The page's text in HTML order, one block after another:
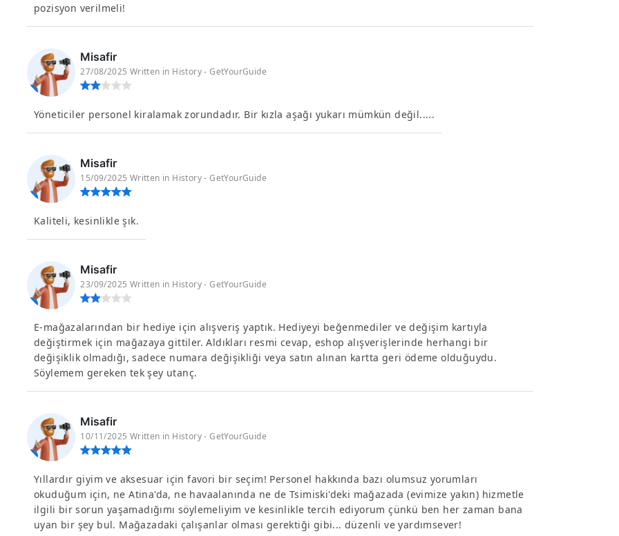
pozisyon verilmeli!
Misafir
27/08/2025 Written in History - GetYourGuide
Yöneticiler personel kiralamak zorundadır. Bir kızla aşağı yukarı mümkün değil.....
Misafir
15/09/2025 Written in History - GetYourGuide
Kaliteli, kesinlikle şık.
Misafir
23/09/2025 Written in History - GetYourGuide
E-mağazalarından bir hediye için alışveriş yaptık. Hediyeyi beğenmediler ve değişim kartıyla
değiştirmek için mağazaya gittiler. Aldıkları resmi cevap, eshop alışverişlerinde herhangi bir
değişiklik olmadığı, sadece numara değişikliği veya satın alınan kartta geri ödeme olduğuydu.
Söylemem gereken tek şey utanç.
Misafir
10/11/2025 Written in History - GetYourGuide
Yıllardır giyim ve aksesuar için favori bir seçim! Personel hakkında bazı olumsuz yorumları
okuduğum için, ne Atina'da, ne havaalanında ne de Tsimiski'deki mağazada (evimize yakın) hizmetle
ilgili bir sorun yaşamadığımı söylemeliyim ve kesinlikle tercih ediyorum çünkü ben her zaman bana
uyan bir şey bul. Mağazadaki çalışanlar olması gerektiği gibi... düzenli ve yardımsever!